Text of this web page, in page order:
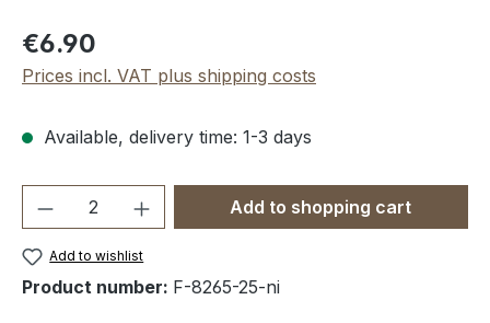
Regular price:
€6.90
Prices incl. VAT plus shipping costs
Available, delivery time: 1-3 days
Product Quantity: Enter the desired
Add to shopping cart
Add to wishlist
Product number: F-8265-25-ni